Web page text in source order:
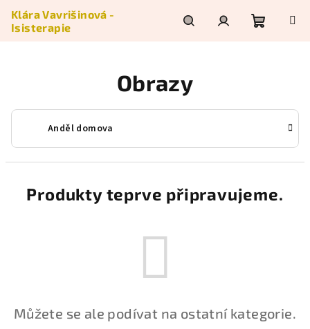
obsah
Klára Vavrišinová -
Isisterapie
Obrazy
Anděl domova
Produkty teprve připravujeme.
Můžete se ale podívat na ostatní kategorie.